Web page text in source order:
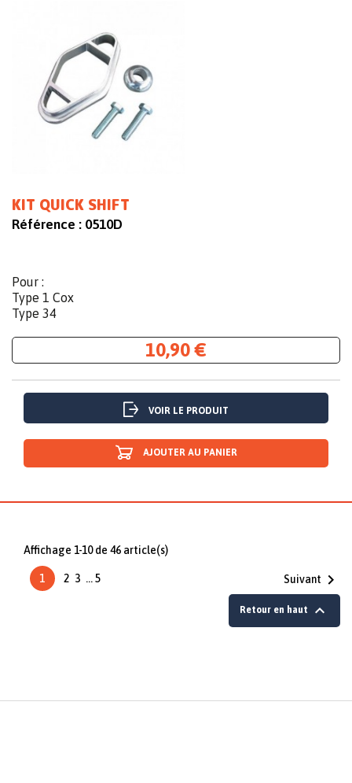
KIT QUICK SHIFT
Référence : 0510D
Pour :
Type 1 Cox
Type 34
10,90 €
VOIR LE PRODUIT
AJOUTER AU PANIER
Affichage 1-10 de 46 article(s)
1 2 3 …5 Suivant 
Retour en haut 